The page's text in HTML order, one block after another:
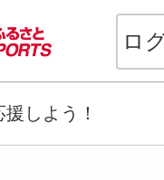
ロ
しよう！